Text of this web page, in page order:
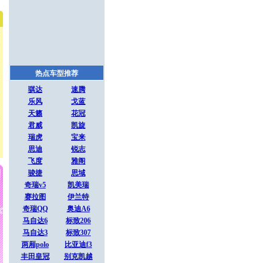
热点车型推荐
骐达
速腾
乐风
戈蓝
天籁
花冠
君威
凯旋
瑞虎
宝来
思迪
锐志
飞度
雅阁
骏捷
思域
奇瑞v5
凯美瑞
赛拉图
伊兰特
奇瑞QQ
奥迪A6
马自达6
标致206
马自达3
标致307
两厢polo
比亚迪f3
丰田皇冠
别克凯越